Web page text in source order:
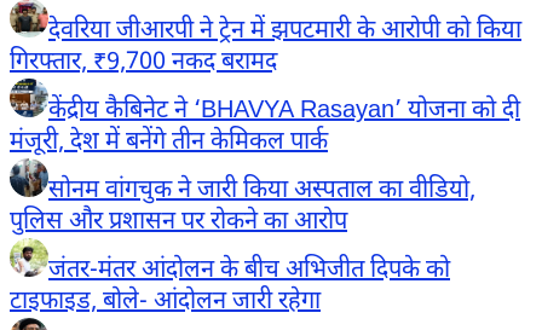
देवरिया जीआरपी ने ट्रेन में झपटमारी के आरोपी को किया
गिरफ्तार, ₹9,700 नकद बरामद
केंद्रीय कैबिनेट ने ‘BHAVYA Rasayan’ योजना को दी
मंजूरी, देश में बनेंगे तीन केमिकल पार्क
सोनम वांगचुक ने जारी किया अस्पताल का वीडियो,
पुलिस और प्रशासन पर रोकने का आरोप
जंतर-मंतर आंदोलन के बीच अभिजीत दिपके को
टाइफाइड, बोले- आंदोलन जारी रहेगा